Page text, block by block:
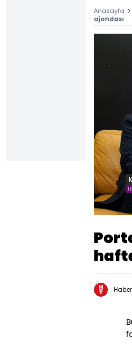
Anasayfa
ajandası
Yüklendi:
2.82%